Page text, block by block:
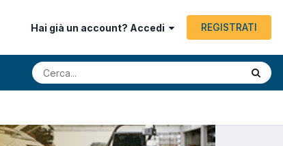
Hai già un account? Accedi REGISTRATI